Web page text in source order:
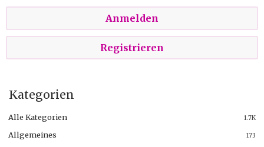
Anmelden
Registrieren
Kategorien
1.7K
Alle Kategorien
173
Allgemeines